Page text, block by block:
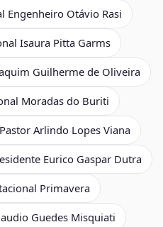
Engenheiro Otávio Rasi
Isaura Pitta Garms
Guilherme de Oliveira
Moradas do Buriti
Arlindo Lopes Viana
Eurico Gaspar Dutra
Primavera
Guedes Misquiati